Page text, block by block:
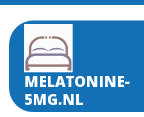
Skip
content
MELATONINE-
5MG.NL